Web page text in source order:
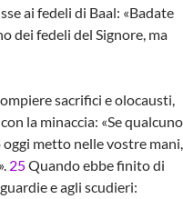
ai fedeli di Baal: «Badate
dei fedeli del Signore, ma
sacrifici e olocausti,
la minaccia: «Se qualcuno
metto nelle vostre mani,
25Quando ebbe finito di
e agli scudieri: